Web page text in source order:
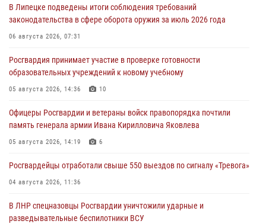
В Липецке подведены итоги соблюдения требований
законодательства в сфере оборота оружия за июль 2026 года
06 августа 2026, 07:31
Росгвардия принимает участие в проверке готовности
образовательных учреждений к новому учебному
05 августа 2026, 14:36 10
Офицеры Росгвардии и ветераны войск правопорядка почтили
память генерала армии Ивана Кирилловича Яковлева
05 августа 2026, 14:19 6
Росгвардейцы отработали свыше 550 выездов по сигналу «Тревога»
04 августа 2026, 11:36
В ЛНР спецназовцы Росгвардии уничтожили ударные и
разведывательные беспилотники ВСУ